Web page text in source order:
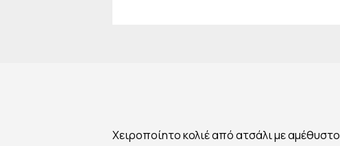
Χειροποίητο κολιέ από ατσάλι με